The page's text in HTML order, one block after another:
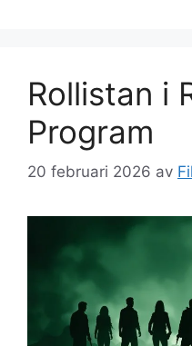
Rollistan i
Program
20 februari 2026 av